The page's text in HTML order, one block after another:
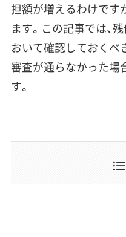
担額が増えるわけです
ます。この記事では、
おいて確認しておくべ
審査が通らなかった場
す。